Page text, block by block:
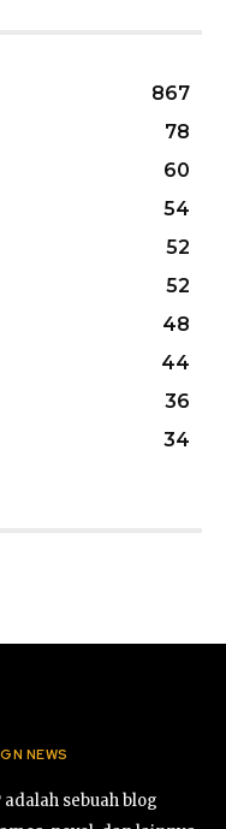
867
78
60
54
52
52
48
44
36
34
NEWS
sebuah blog